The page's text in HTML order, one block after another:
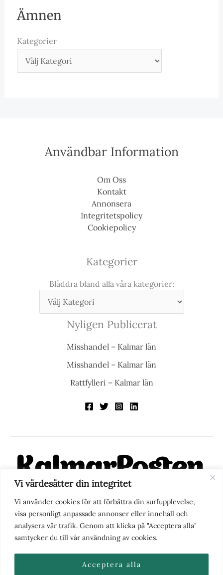
Vi värdesätter din integritet
Vi använder cookies för att förbättra din surfupplevelse,
visa personligt anpassade annonser eller innehåll och
analysera vår trafik. Genom att klicka på "Acceptera alla"
samtycker du till vår användning av cookies.
Acceptera alla
Ämnen
Kategorier
Användbar Information
Om Oss
Kontakt
Annonsera
Integritetspolicy
Cookiepolicy
Kategorier
Bläddra bland alla våra kategorier:
Nyligen Publicerat
Misshandel – Kalmar län
Misshandel – Kalmar län
Rattfylleri – Kalmar län
KalmarPosten är en modern lokalnyhetstidning på nätet. Med
fokus på Kalmarregionen, men också med blick för det större
perspektivet, vill vi vara din självklara kanal för nyheter,
berättelser och engagemang. KalmarPosten grundades 1988 och
fick nya ägare 2025.